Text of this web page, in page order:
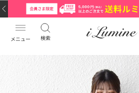
メニュー 検索